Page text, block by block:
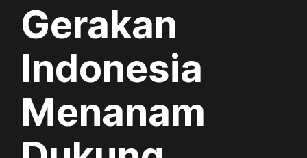
Gerakan
Indonesia
Menanam